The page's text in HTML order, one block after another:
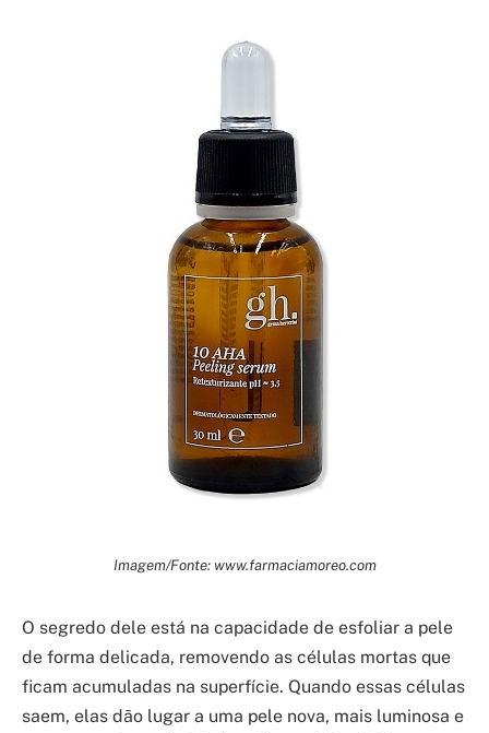
Imagem/Fonte: www.farmaciamoreo.com
O segredo dele está na capacidade de esfoliar a pele
de forma delicada, removendo as células mortas que
ficam acumuladas na superfície. Quando essas células
saem, elas dão lugar a uma pele nova, mais luminosa e